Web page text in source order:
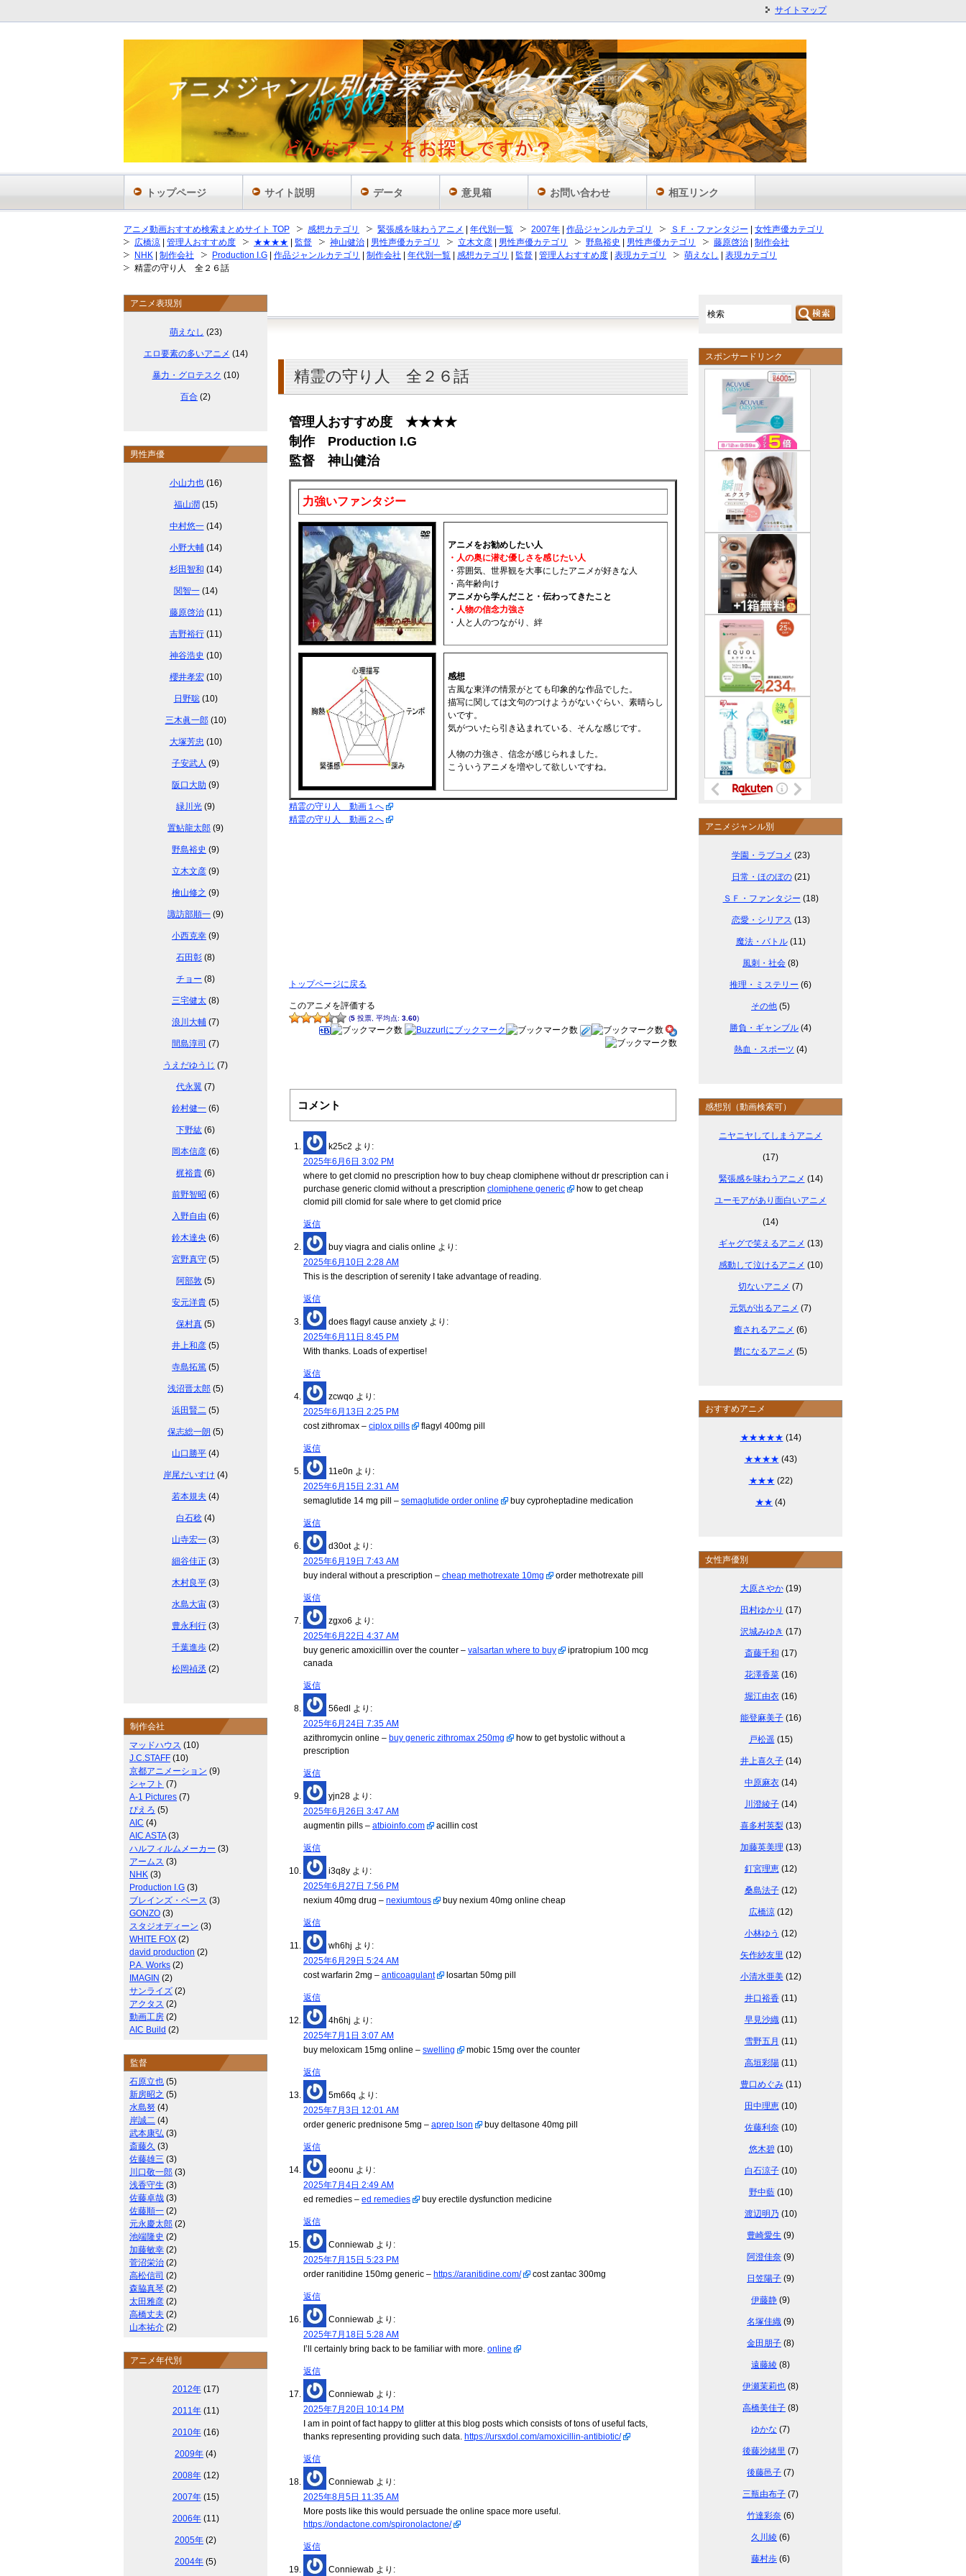
アニメ動画おすすめ検索まとめサイト TOP 感想カテゴリ 緊張感を味わうアニメ 年代別一覧 2007年 作品ジャンルカテゴリ ＳＦ・ファンタジー
女性声優カテゴリ
広橋涼
管理人おすすめ度 ★★★★ 監督 神山健治 男性声優カテゴリ 立木文彦 男性声優カテゴリ 野島裕史 男性声優カテゴリ 藤原啓治
制作会社
NHK
制作会社 Production I.G 作品ジャンルカテゴリ 制作会社 年代別一覧 感想カテゴリ 監督 管理人おすすめ度 表現カテゴリ 萌えなし
表現カテゴリ
精霊の守り人 全２６話
精霊の守り人 全２６話
管理人おすすめ度 ★★★★
制作 Production I.G
監督 神山健治
力強いファンタジー
アニメをお勧めしたい人
・人の奥に潜む優しさを感じたい人
・雰囲気、世界観を大事にしたアニメが好きな人
・高年齢向け
アニメから学んだこと・伝わってきたこと
・ 人物の信念力強さ
・人と人のつながり、絆
感想
古風な東洋の情景がとても印象的な作品でした。
描写に関しては文句のつけようがないぐらい、素晴らし
いです。
気がついたら引き込まれている、そんな感じです。
人物の力強さ、信念が感じられました。
こういうアニメを増やして欲しいですね。
精霊の守り人 動画１へ
精霊の守り人 動画２へ
トップページに戻る
このアニメを評価する
(5 投票, 平均点: 3.60)
コメント
k25c2 より:
2025年6月6日 3:02 PM
where to get clomid no prescription how to buy cheap clomiphene without dr prescription can i
purchase generic clomid without a prescription clomiphene generic
how to get cheap
clomid pill clomid for sale where to get clomid price
返信
buy viagra and cialis online より:
2025年6月10日 2:28 AM
This is the description of serenity I take advantage of reading.
返信
does flagyl cause anxiety より:
2025年6月11日 8:45 PM
With thanks. Loads of expertise!
返信
zcwqo より:
2025年6月13日 2:25 PM
cost zithromax – ciplox pills flagyl 400mg pill
返信
11e0n より:
2025年6月15日 2:31 AM
semaglutide 14 mg pill – semaglutide order online buy cyproheptadine medication
返信
d30ot より:
2025年6月19日 7:43 AM
buy inderal without a prescription – cheap methotrexate 10mg order methotrexate pill
返信
zgxo6 より:
2025年6月22日 4:37 AM
buy generic amoxicillin over the counter – valsartan where to buy
ipratropium 100 mcg
canada
返信
56edl
より:
2025年6月24日 7:35 AM
azithromycin online – buy generic zithromax 250mg
how to get bystolic without a
prescription
返信
yjn28 より:
2025年6月26日 3:47 AM
augmentin pills – atbioinfo.com acillin cost
返信
i3q8y より:
2025年6月27日 7:56 PM
nexium 40mg drug – nexiumtous buy nexium 40mg online cheap
返信
wh6hj より:
2025年6月29日 5:24 AM
cost warfarin 2mg – anticoagulant losartan 50mg pill
返信
4h6hj より:
2025年7月1日 3:07 AM
buy meloxicam 15mg online – swelling mobic 15mg over the counter
返信
5m66q より:
2025年7月3日 12:01 AM
order generic prednisone 5mg – aprep lson buy deltasone 40mg pill
返信
eoonu より:
2025年7月4日 2:49 AM
ed remedies – ed remedies buy erectile dysfunction medicine
返信
Conniewab より:
2025年7月15日 5:23 PM
order ranitidine 150mg generic – https://aranitidine.com/ cost zantac 300mg
返信
Conniewab より:
2025年7月18日 5:28 AM
I’ll certainly bring back to be familiar with more. online
返信
Conniewab より:
2025年7月20日 10:14 PM
I am in point of fact happy to glitter at this blog posts which consists of tons of useful facts,
thanks representing providing such data. https://ursxdol.com/amoxicillin-antibiotic/
返信
Conniewab より:
2025年8月5日 11:35 AM
More posts like this would persuade the online space more useful.
https://ondactone.com/spironolactone/
返信
Conniewab より:
アニメ表現別
萌えなし (23)
エロ要素の多いアニメ (14)
暴力・グロテスク (10)
百合 (2)
男性声優
小山力也(16)
福山潤 (15)
中村悠一(14)
小野大輔(14)
杉田智和 (14)
関智一(14)
藤原啓治(11)
吉野裕行(11)
神谷浩史 (10)
櫻井孝宏(10)
日野聡(10)
三木眞一郎(10)
大塚芳忠 (10)
子安武人 (9)
阪口大助 (9)
緑川光 (9)
置鮎龍太郎 (9)
野島裕史 (9)
立木文彦 (9)
檜山修之 (9)
諏訪部順一 (9)
小西克幸 (9)
石田彰 (8)
チョー (8)
三宅健太 (8)
浪川大輔 (7)
間島淳司 (7)
うえだゆうじ (7)
代永翼 (7)
鈴村健一 (6)
下野紘 (6)
岡本信彦 (6)
梶裕貴 (6)
前野智昭 (6)
入野自由 (6)
鈴木達央 (6)
宮野真守 (5)
阿部敦 (5)
安元洋貴 (5)
保村真 (5)
井上和彦 (5)
寺島拓篤 (5)
浅沼晋太郎 (5)
浜田賢二 (5)
保志総一朗 (5)
山口勝平 (4)
岸尾だいすけ (4)
若本規夫 (4)
白石稔 (4)
山寺宏一 (3)
細谷佳正 (3)
木村良平 (3)
水島大宙 (3)
豊永利行 (3)
千葉進歩 (2)
松岡禎丞 (2)
制作会社
マッドハウス (10)
J.C.STAFF (10)
京都アニメーション (9)
シャフト (7)
A-1 Pictures (7)
ぴえろ (5)
AIC (4)
AIC ASTA(3)
ハルフィルムメーカー (3)
アームス (3)
NHK (3)
Production I.G (3)
ブレインズ・ベース (3)
GONZO (3)
スタジオディーン (3)
WHITE FOX (2)
david production (2)
P.A. Works (2)
IMAGIN (2)
サンライズ (2)
アクタス (2)
動画工房 (2)
AIC Build (2)
監督
石原立也 (5)
新房昭之 (5)
水島努 (4)
岸誠二 (4)
武本康弘 (3)
斎藤久 (3)
佐藤雄三 (3)
川口敬一郎 (3)
浅香守生 (3)
佐藤卓哉 (3)
佐藤順一 (2)
元永慶太郎 (2)
池端隆史 (2)
加藤敏幸 (2)
菅沼栄治 (2)
高松信司 (2)
森脇真琴 (2)
太田雅彦 (2)
高橋丈夫 (2)
山本祐介 (2)
アニメ年代別
2012年(17)
2011年(11)
2010年(16)
2009年 (4)
2008年(12)
2007年(15)
2006年(11)
2005年 (2)
2004年 (5)
スポンサードリンク
アニメジャンル別
学園・ラブコメ (23)
日常・ほのぼの(21)
ＳＦ・ファンタジー (18)
恋愛・シリアス (13)
魔法・バトル(11)
風刺・社会 (8)
推理・ミステリー (6)
その他 (5)
勝負・ギャンブル (4)
熱血・スポーツ (4)
感想別（動画検索可）
ニヤニヤしてしまうアニメ
(17)
緊張感を味わうアニメ (14)
ユーモアがあり面白いアニメ
(14)
ギャグで笑えるアニメ (13)
感動して泣けるアニメ (10)
切ないアニメ (7)
元気が出るアニメ (7)
癒されるアニメ (6)
欝になるアニメ (5)
おすすめアニメ
★★★★★ (14)
★★★★ (43)
★★★ (22)
★★ (4)
女性声優別
大原さやか(19)
田村ゆかり (17)
沢城みゆき (17)
斎藤千和 (17)
花澤香菜(16)
堀江由衣(16)
能登麻美子(16)
戸松遥 (15)
井上喜久子(14)
中原麻衣(14)
川澄綾子(14)
喜多村英梨(13)
加藤英美理 (13)
釘宮理恵(12)
桑島法子(12)
広橋涼(12)
小林ゆう (12)
矢作紗友里 (12)
小清水亜美(12)
井口裕香(11)
早見沙織(11)
雪野五月 (11)
高垣彩陽(11)
豊口めぐみ(11)
田中理恵(10)
佐藤利奈(10)
悠木碧(10)
白石涼子(10)
野中藍(10)
渡辺明乃 (10)
豊崎愛生 (9)
阿澄佳奈 (9)
日笠陽子 (9)
伊藤静 (9)
名塚佳織 (9)
金田朋子 (8)
遠藤綾 (8)
伊瀬茉莉也 (8)
高橋美佳子 (8)
ゆかな (7)
後藤沙緒里 (7)
後藤邑子 (7)
三瓶由布子 (7)
竹達彩奈 (6)
久川綾 (6)
藤村歩 (6)
サイトマップ
トップページ サイト説明 データ 意見箱 お問い合わせ 相互リンク